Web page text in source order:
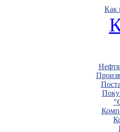
Как